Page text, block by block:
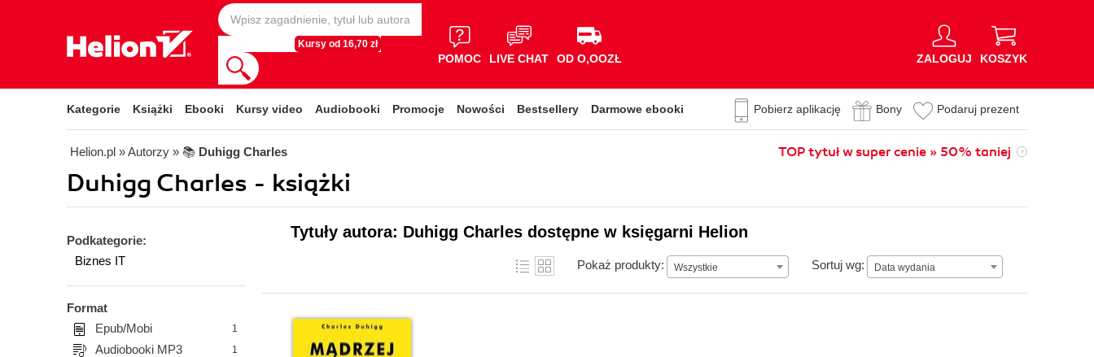
Kursy od 16,70 zł
POMOC LIVE CHAT OD O,OOZŁ ZALOGUJ KOSZYK
Kategorie Książki Ebooki Kursy video Audiobooki Promocje Nowości Bestsellery Darmowe ebooki Pobierz aplikację Bony Podaruj prezent
Helion.pl » Autorzy » 📚 Duhigg Charles TOP tytuł w super cenie » 50% taniej
Duhigg Charles - książki
Podkategorie:
Biznes IT
Format
Epub/Mobi
1
Audiobooki MP3 1
Tytuły autora: Duhigg Charles dostępne w księgarni Helion
Pokaż produkty: Wszystkie Sortuj wg: Data wydania
Data wydania